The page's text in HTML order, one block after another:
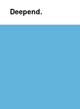
Deepend.